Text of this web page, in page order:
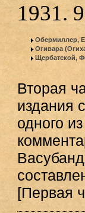
1931.
Обермиллер,
Огивара
Щербатской,
Вторая
издания
одного
[Первая